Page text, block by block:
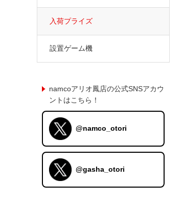
入荷プライズ
設置ゲーム機
namcoアリオ鳳店の公式SNSアカウ
ントはこちら！
@namco_otori
@gasha_otori